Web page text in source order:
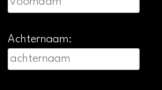
Achternaam: